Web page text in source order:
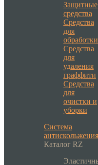
Защитные
средства
Средства
для
обработки
Средства
для
удаления
граффити
Средства
для
очистки и
уборки
Система
антискольжения
Каталог RZ